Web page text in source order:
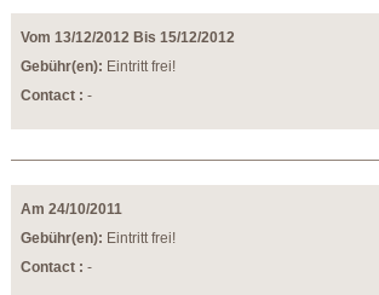
Vom 13/12/2012 Bis 15/12/2012
Gebühr(en): Eintritt frei!
Contact : -
Am 24/10/2011
Gebühr(en): Eintritt frei!
Contact : -